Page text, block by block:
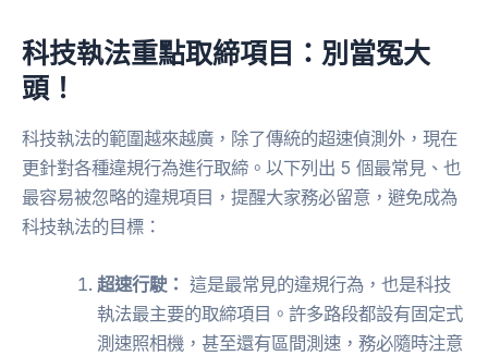
科技執法重點取締項目：別當冤大
頭！
科技執法的範圍越來越廣，除了傳統的超速偵測外，現在
更針對各種違規行為進行取締。以下列出 5 個最常見、也
最容易被忽略的違規項目，提醒大家務必留意，避免成為
科技執法的目標：
超速行駛： 這是最常見的違規行為，也是科技
執法最主要的取締項目。許多路段都設有固定式
測速照相機，甚至還有區間測速，務必隨時注意